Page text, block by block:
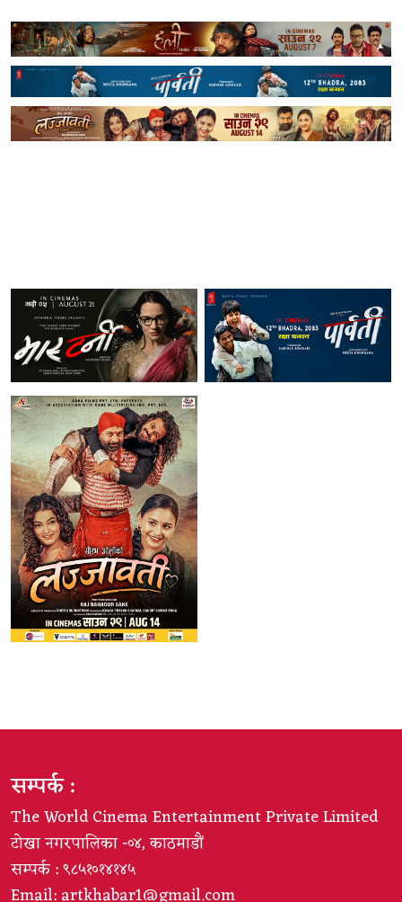
सम्पर्क :
The World Cinema Entertainment Private Limited
टोखा नगरपालिका -०४, काठमाडौं
सम्पर्क : ९८५१०१४१४५
Email:artkhabar1@gmail.com